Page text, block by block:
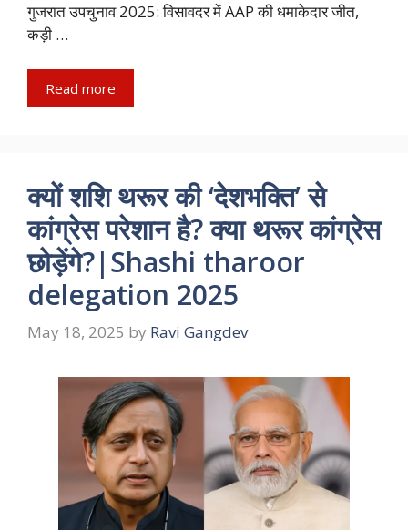
गुजरात उपचुनाव 2025: विसावदर में AAP की धमाकेदार जीत,
कड़ी …
Read more
क्यों शशि थरूर की ‘देशभक्ति’ से
कांग्रेस परेशान है? क्या थरूर कांग्रेस
छोड़ेंगे?|Shashi tharoor
delegation 2025
May 18, 2025 by Ravi Gangdev